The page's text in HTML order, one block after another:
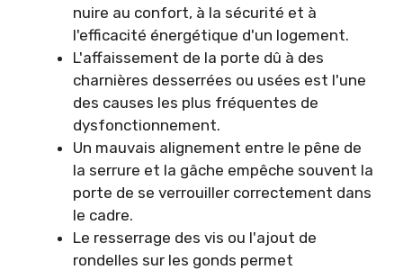
nuire au confort, à la sécurité et à
l'efficacité énergétique d'un logement.
L'affaissement de la porte dû à des
charnières desserrées ou usées est l'une
des causes les plus fréquentes de
dysfonctionnement.
Un mauvais alignement entre le pêne de
la serrure et la gâche empêche souvent la
porte de se verrouiller correctement dans
le cadre.
Le resserrage des vis ou l'ajout de
rondelles sur les gonds permet